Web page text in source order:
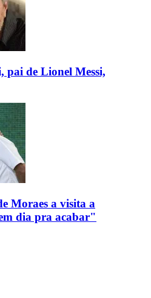
pai de Lionel Messi,
Moraes a visita a
dia pra acabar"